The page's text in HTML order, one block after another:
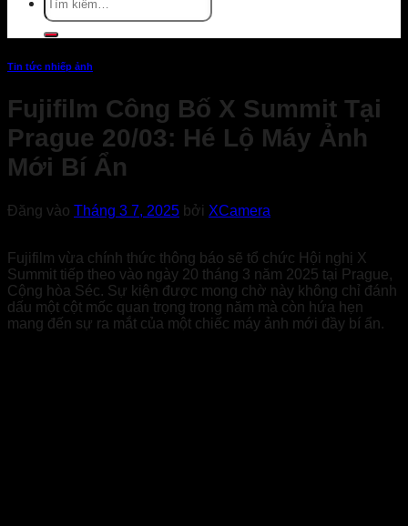
kiếm:
Tin tức nhiếp ảnh
Fujifilm Công Bố X Summit Tại
Prague 20/03: Hé Lộ Máy Ảnh
Mới Bí Ẩn
Đăng vào Tháng 3 7, 2025 bởi XCamera
Fujifilm vừa chính thức thông báo sẽ tổ chức Hội nghị X
Summit tiếp theo vào ngày 20 tháng 3 năm 2025 tại Prague,
Cộng hòa Séc. Sự kiện được mong chờ này không chỉ đánh
dấu một cột mốc quan trọng trong năm mà còn hứa hẹn
mang đến sự ra mắt của một chiếc máy ảnh mới đầy bí ẩn.